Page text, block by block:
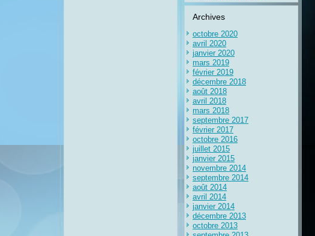
Archives
octobre 2020
avril 2020
janvier 2020
mars 2019
février 2019
décembre 2018
août 2018
avril 2018
mars 2018
septembre 2017
février 2017
octobre 2016
juillet 2015
janvier 2015
novembre 2014
septembre 2014
août 2014
avril 2014
janvier 2014
décembre 2013
octobre 2013